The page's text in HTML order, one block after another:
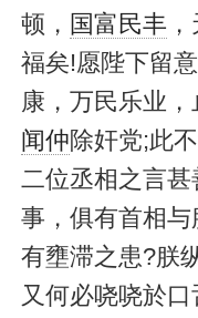
顿， 国富民丰
福矣!愿陛下留
康，万民乐业
闻仲除奸党;此
二位丞相之言
事，俱有首相
有壅滞之患?朕
又何必哓哓於